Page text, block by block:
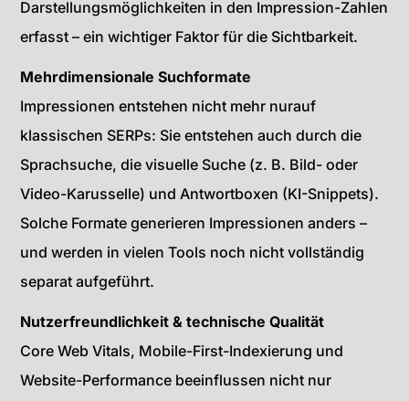
Darstellungsmöglichkeiten in den Impression-Zahlen
erfasst – ein wichtiger Faktor für die Sichtbarkeit.
Mehrdimensionale Suchformate
Impressionen entstehen nicht mehr nurauf
klassischen SERPs: Sie entstehen auch durch die
Sprachsuche, die visuelle Suche (z. B. Bild- oder
Video-Karusselle) und Antwortboxen (KI-Snippets).
Solche Formate generieren Impressionen anders –
und werden in vielen Tools noch nicht vollständig
separat aufgeführt.
Nutzerfreundlichkeit & technische Qualität
Core Web Vitals, Mobile-First-Indexierung und
Website-Performance beeinflussen nicht nur